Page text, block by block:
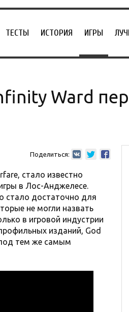
ТЕСТЫ ИСТОРИЯ ИГРЫ
Ward
Поделиться:
стало известно
в Лос-Анджелесе.
стало достаточно для
не могли назвать
в игровой индустрии
изданий, God
под тем же самым